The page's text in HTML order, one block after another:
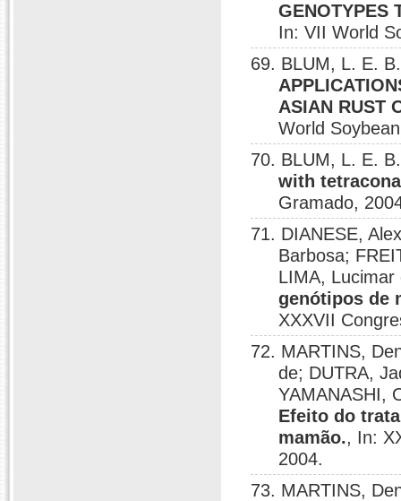
GENOTYPES
In: VII World
69. BLUM, L. E.
ASIAN RUST
World
70. BLUM, L. E.
with
Gramado,
71. DIANESE,
Barbosa;
LIMA,
genótipos de
XXXVII
72. MARTINS,
de; DUTRA,
YAMANASHI,
Efeito do
mamão., In:
2004.
73. MARTINS,